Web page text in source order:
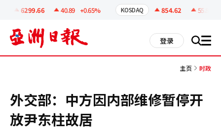
6299.66 40.89 +0.65% KOSDAQ 854.62 55.81
登录 搜 all
主页 时政
外交部：中方因内部维修暂停开
放尹东柱故居